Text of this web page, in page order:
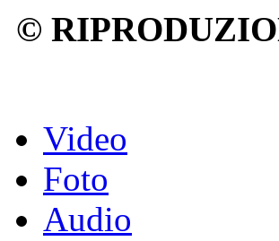
©
Video
Foto
Audio